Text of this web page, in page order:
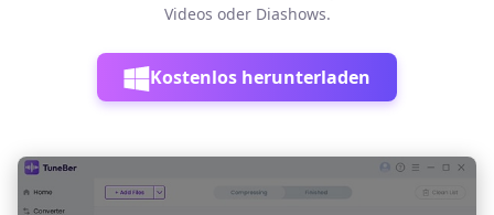
Videos oder Diashows.
Kostenlos herunterladen